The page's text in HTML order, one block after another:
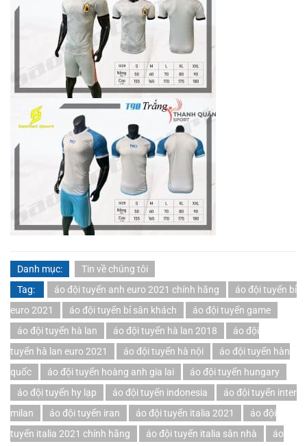
Danh mục:
Tin về chúng tôi
Tag:
áo đội tuyển anh euro 2021 chính hãng
áo đội tuyển bỉ
euro 2021
áo đội tuyển bỉ sân khách
áo đội tuyển game
áo đội tuyển hà lan
áo đội tuyển hà lan 2018
áo đội
tuyển hà lan euro 2021
áo đội tuyển hà nội
áo đội tuyển hàn
quốc
áo đội tuyển hoàng anh gia lai
áo đội tuyển hungary
áo đội tuyển hy lạp
áo đội tuyển indonesia
áo đội tuyển inter
milan
áo đội tuyển iran áo đội tuyển italia 2021
áo đội
tuyển italia 2021 chính hãng
áo đội tuyển italia sân nhà áo